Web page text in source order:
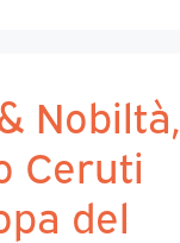
Nobiltà,
Ceruti
del